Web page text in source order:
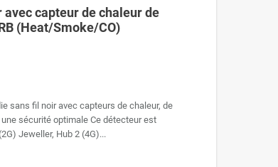
capteur de chaleur de
(Heat/Smoke/CO)
sans fil noir avec capteurs de chaleur, de
sécurité optimale Ce détecteur est
Jeweller, Hub 2 (4G)...